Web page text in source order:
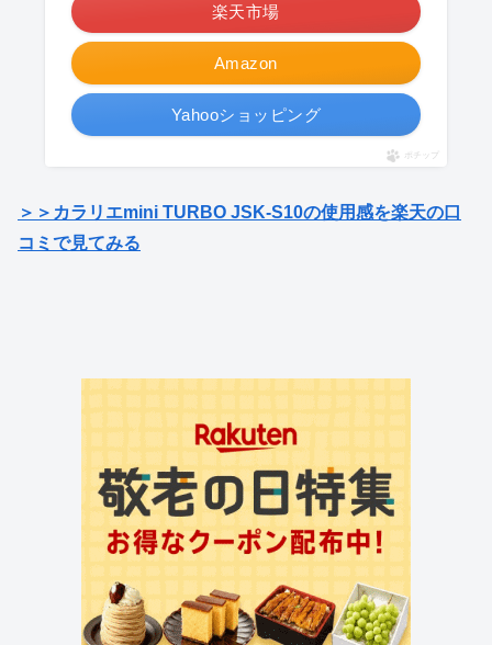
Amazon
楽天市場
Yahooショッピング
ポチップ
＞＞カラリエmini TURBO JSK-S10の使用感を楽天の口
コミで見てみる